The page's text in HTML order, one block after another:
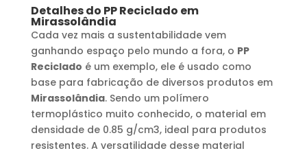
Detalhes do PP Reciclado em
Mirassolândia
Cada vez mais a sustentabilidade vem
ganhando espaço pelo mundo a fora, o PP
Reciclado é um exemplo, ele é usado como
base para fabricação de diversos produtos em
Mirassolândia. Sendo um polímero
termoplástico muito conhecido, o material em
densidade de 0.85 g/cm3, ideal para produtos
resistentes. A versatilidade desse material